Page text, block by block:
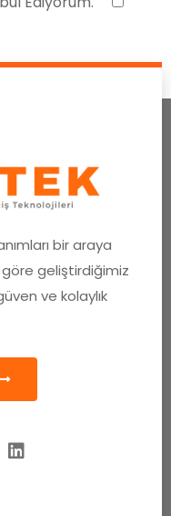
bir araya
geliştirdiğimiz
ve kolaylık